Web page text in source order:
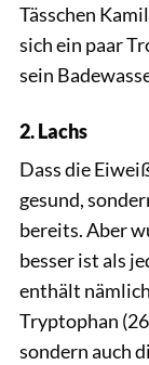
Tässchen
sich ein paar
sein
2. Lachs
Dass die
gesund,
bereits. Aber
besser ist als
enthält
Tryptophan
sondern auch